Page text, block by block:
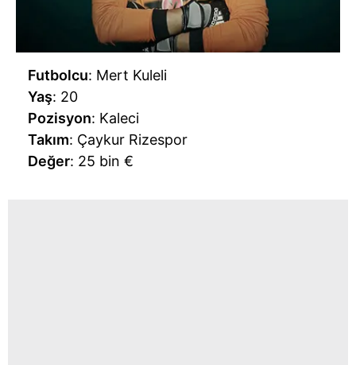
Futbolcu: Mert Kuleli
Yaş: 20
Pozisyon: Kaleci
Takım: Çaykur Rizespor
Değer: 25 bin €